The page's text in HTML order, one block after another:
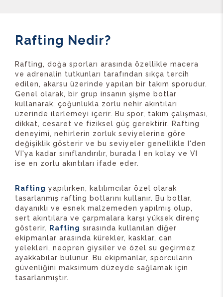
Rafting Nedir?
Rafting, doğa sporları arasında özellikle macera
ve adrenalin tutkunları tarafından sıkça tercih
edilen, akarsu üzerinde yapılan bir takım sporudur.
Genel olarak, bir grup insanın şişme botlar
kullanarak, çoğunlukla zorlu nehir akıntıları
üzerinde ilerlemeyi içerir. Bu spor, takım çalışması,
dikkat, cesaret ve fiziksel güç gerektirir. Rafting
deneyimi, nehirlerin zorluk seviyelerine göre
değişiklik gösterir ve bu seviyeler genellikle I'den
VI'ya kadar sınıflandırılır, burada I en kolay ve VI
ise en zorlu akıntıları ifade eder.
Rafting yapılırken, katılımcılar özel olarak
tasarlanmış rafting botlarını kullanır. Bu botlar,
dayanıklı ve esnek malzemeden yapılmış olup,
sert akıntılara ve çarpmalara karşı yüksek direnç
gösterir.
Rafting sırasında kullanılan diğer
ekipmanlar arasında kürekler, kasklar, can
yelekleri, neopren giysiler ve özel su geçirmez
ayakkabılar bulunur. Bu ekipmanlar, sporcuların
güvenliğini maksimum düzeyde sağlamak için
tasarlanmıştır.